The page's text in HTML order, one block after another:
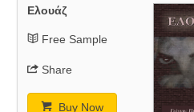
Ελουάζ
Free Sample
Share
Buy Now